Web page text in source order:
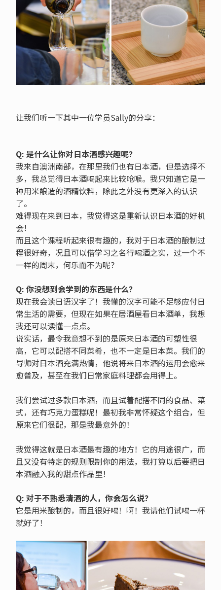
让我们听一下其中一位学员Sally的分享：
Q: 是什么让你对日本酒感兴趣呢？
我来自澳洲南部，在那里我们也有日本酒，但是选择不
多，我总觉得日本酒喝起来比较呛喉。我只知道它是一
种用米酿造的酒精饮料，除此之外没有更深入的认识
了。
难得现在来到日本，我觉得这是重新认识日本酒的好机
会！
而且这个课程听起来很有趣的，我对于日本酒的酿制过
程很好奇，况且可以借学习之名行喝酒之实，过一个不
一样的周末，何乐而不为呢？
Q: 你没想到会学到的东西是什么？
现在我会读日语汉字了！我懂的汉字可能不足够应付日
常生活的需要，但现在如果在居酒屋看日本酒单，我想
我还可以读懂一点点。
说实话，最令我意想不到的是原来日本酒的可塑性很
高，它可以配搭不同菜肴，也不一定是日本菜。我们的
导师对日本酒充满热情，他说将来日本酒的运用会愈来
愈普及，甚至在我们日常家庭料理都会用得上。
我们尝试过多款日本酒，而且试着配搭不同的食品、菜
式，还有巧克力蛋糕呢！最初我非常怀疑这个组合，但
原来它们很配，那是我最意外的！
我觉得这就是日本酒最有趣的地方！它的用途很广，而
且又没有特定的规则限制你的用法，我打算以后要把日
本酒融入我的甜点作品里！
Q: 对于不熟悉清酒的人，你会怎么说？
它是用米酿制的，而且很好喝！啊！我请他们试喝一杯
就好了！